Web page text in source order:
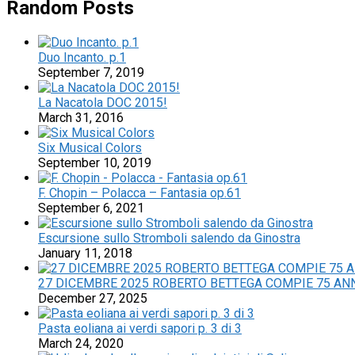
Random Posts
Duo Incanto. p.1
September 7, 2019
La Nacatola DOC 2015!
March 31, 2016
Six Musical Colors
September 10, 2019
F. Chopin – Polacca – Fantasia op.61
September 6, 2021
Escursione sullo Stromboli salendo da Ginostra
January 11, 2018
27 DICEMBRE 2025 ROBERTO BETTEGA COMPIE 75
December 27, 2025
Pasta eoliana ai verdi sapori p. 3 di 3
March 24, 2020